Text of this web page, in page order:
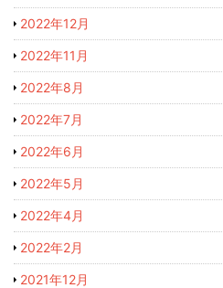
2022年12月
2022年11月
2022年8月
2022年7月
2022年6月
2022年5月
2022年4月
2022年2月
2021年12月